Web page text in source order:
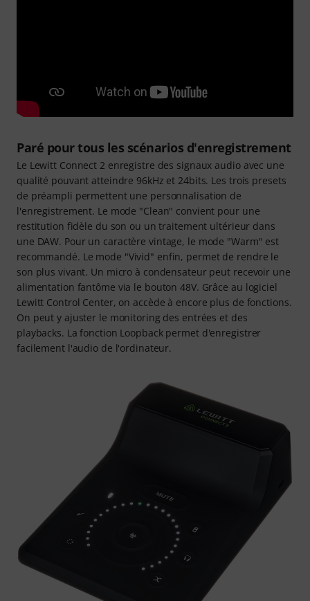
Paré pour tous les scénarios d'enregistrement
Le Lewitt Connect 2 enregistre des signaux audio avec une
qualité pouvant atteindre 96kHz et 24bits. Les trois presets
de préampli permettent une personnalisation de
l'enregistrement. Le mode "Clean" convient pour une
restitution fidèle du son ou un traitement ultérieur dans
une DAW. Pour un caractère vintage, le mode "Warm" est
recommandé. Le mode "Vivid" enfin, permet de rendre le
son plus vivant. Un micro à condensateur peut recevoir une
alimentation fantôme via le bouton 48V. Grâce au logiciel
Lewitt Control Center, on accède à encore plus de fonctions.
On peut y ajuster le monitoring des entrées et des
playbacks. La fonction Loopback permet d'enregistrer
facilement l'audio de l'ordinateur.